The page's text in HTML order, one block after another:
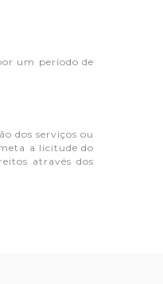
um período de
dos serviços ou
a licitude do
através dos